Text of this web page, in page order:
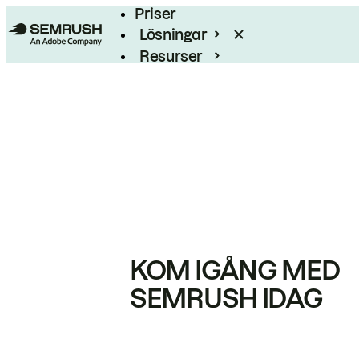
Priser
Lösningar
Resurser
KOM IGÅNG MED
SEMRUSH IDAG